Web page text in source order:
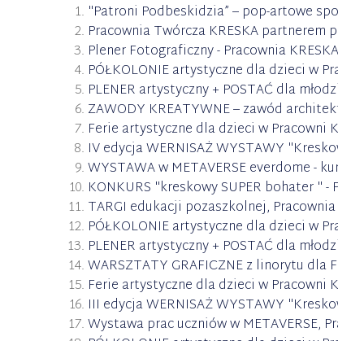
"Patroni Podbeskidzia” – pop-artowe
Pracownia Twórcza KRESKA partnerem
Plener Fotograficzny - Pracownia
PÓŁKOLONIE artystyczne dla dzieci w
PLENER artystyczny + POSTAĆ dla
ZAWODY KREATYWNE – zawód
Ferie artystyczne dla dzieci w Pracowni
IV edycja WERNISAŻ WYSTAWY
WYSTAWA w METAVERSE everdome -
KONKURS "kreskowy SUPER bohater " -
TARGI edukacji pozaszkolnej, Pracownia
PÓŁKOLONIE artystyczne dla dzieci w
PLENER artystyczny + POSTAĆ dla
WARSZTATY GRAFICZNE z linorytu dla
Ferie artystyczne dla dzieci w Pracowni
III edycja WERNISAŻ WYSTAWY
Wystawa prac uczniów w METAVERSE,